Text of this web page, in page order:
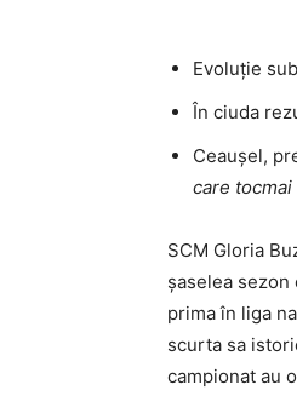
Evoluție
În ciuda
Ceaușel,
care tocmai
SCM Gloria
șaselea
prima în liga
scurta sa
campionat au